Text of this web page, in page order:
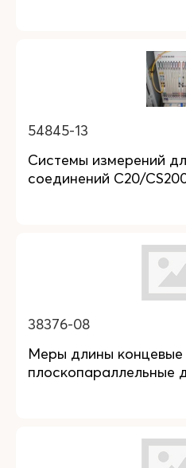
54845-13
Системы измерений
соединений C20/
38376-08
Меры длины концевые
плоскопараллельные